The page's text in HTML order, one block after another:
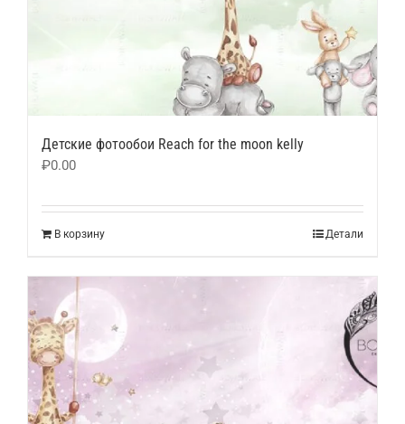
Детские фотообои Reach for the moon kelly
₽0.00
В корзину Детали